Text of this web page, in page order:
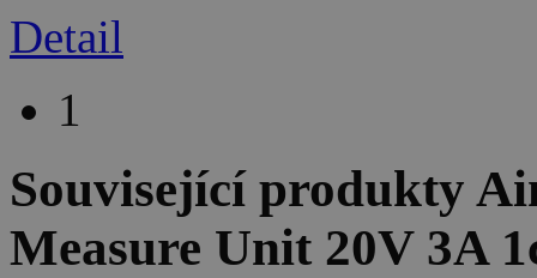
Detail
1
Související produkty
Measure Unit 20V 3A